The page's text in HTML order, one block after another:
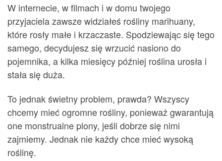
W internecie, w filmach i w domu twojego
przyjaciela zawsze widziałeś rośliny marihuany,
które rosły małe i krzaczaste. Spodziewając się tego
samego, decydujesz się wrzucić nasiono do
pojemnika, a kilka miesięcy później roślina urosła i
stała się duża.
To jednak świetny problem, prawda? Wszyscy
chcemy mieć ogromne rośliny, ponieważ gwarantują
one monstrualne plony, jeśli dobrze się nimi
zajmiemy. Jednak nie każdy chce mieć wysoką
roślinę.